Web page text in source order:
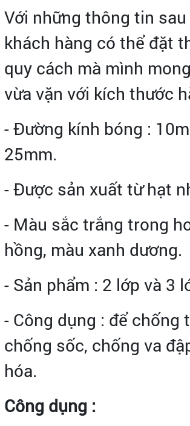
Với những thông tin sau
khách hàng có thể đặt
quy cách mà mình
vừa vặn với kích thước
- Đường kính bóng :
25mm.
- Được sản xuất từ hạt
- Màu sắc trắng trong
hồng, màu xanh dương.
- Sản phẩm : 2 lớp và 3
- Công dụng : để chống
chống sốc, chống va
hóa.
Công dụng :